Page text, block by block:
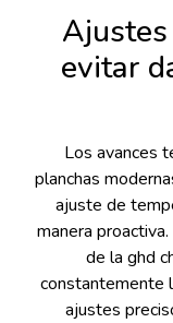
evitar
Los avances
planchas
ajuste de
manera
de la ghd
constantemente
ajustes